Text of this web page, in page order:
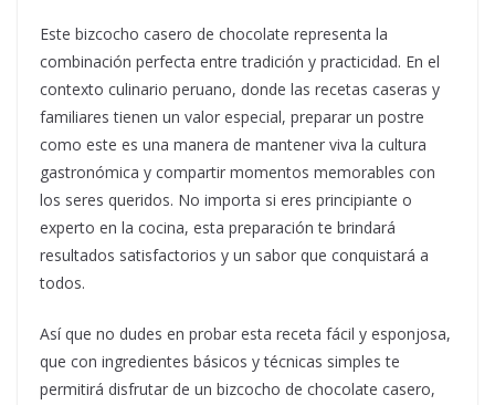
Este bizcocho casero de chocolate representa la
combinación perfecta entre tradición y practicidad. En el
contexto culinario peruano, donde las recetas caseras y
familiares tienen un valor especial, preparar un postre
como este es una manera de mantener viva la cultura
gastronómica y compartir momentos memorables con
los seres queridos. No importa si eres principiante o
experto en la cocina, esta preparación te brindará
resultados satisfactorios y un sabor que conquistará a
todos.
Así que no dudes en probar esta receta fácil y esponjosa,
que con ingredientes básicos y técnicas simples te
permitirá disfrutar de un bizcocho de chocolate casero,